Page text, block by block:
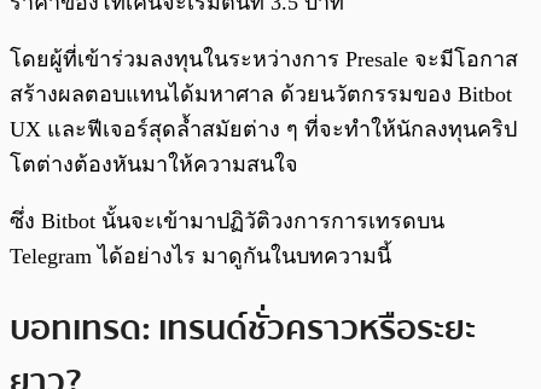
โดยผู้ที่เข้าร่วมลงทุนในระหว่างการ Presale จะมีโอกาส
สร้างผลตอบแทนได้มหาศาล ด้วยนวัตกรรมของ Bitbot
UX และฟีเจอร์สุดล้ำสมัยต่าง ๆ ที่จะทำให้นักลงทุนคริป
โตต่างต้องหันมาให้ความสนใจ
ซึ่ง Bitbot นั้นจะเข้ามาปฏิวัติวงการการเทรดบน
Telegram ได้อย่างไร มาดูกันในบทความนี้
บอทเทรด: เทรนด์ชั่วคราวหรือระยะ